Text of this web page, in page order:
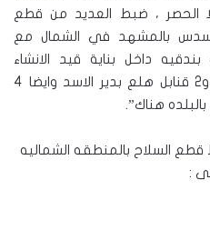
الحصر ، ضبط العديد من قطع
بالمشهد في الشمال مع
داخل بناية قيد الانشاء
بسخنين و3 قنابل هلع بطرعان و2 قنابل هلع بدير الاسد وايضا 4
هناك”.
السلاح بالمنطقه الشماليه
: